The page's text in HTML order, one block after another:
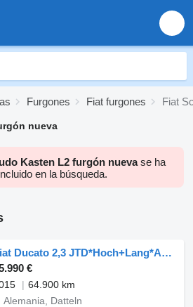
Furgones Fiat furgones Fiat
nueva
Kasten L2 furgón nuevase ha
en la búsqueda.
Fiat Ducato 2,3 JTD*Hoch+Lang*Automatik*Garantie*
€
64.900 km
Alemania, Datteln